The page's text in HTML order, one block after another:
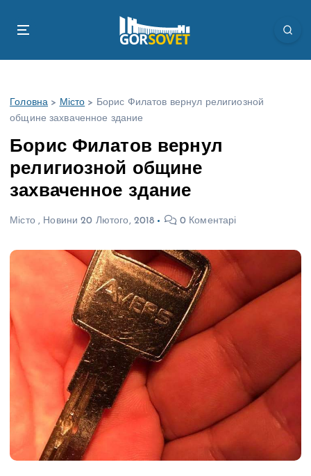
Головна > Місто > Борис Филатов вернул религиозной
общине захваченное здание
Борис Филатов вернул
религиозной общине
захваченное здание
Місто, Новини 20 Лютого, 2018 0 Коментарі